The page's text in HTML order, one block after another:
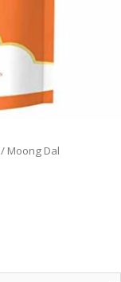
/ Moong Dal